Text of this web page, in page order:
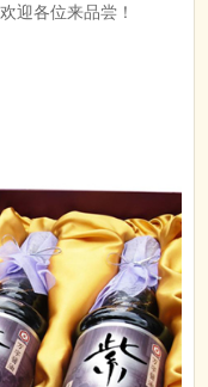
迎各位来品尝！